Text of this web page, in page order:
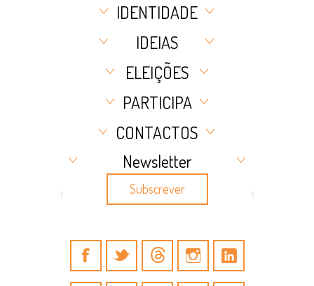
IDENTIDADE
IDEIAS
Newsletter
Subscrever
ELEIÇÕES
PARTICIPA
CONTACTOS